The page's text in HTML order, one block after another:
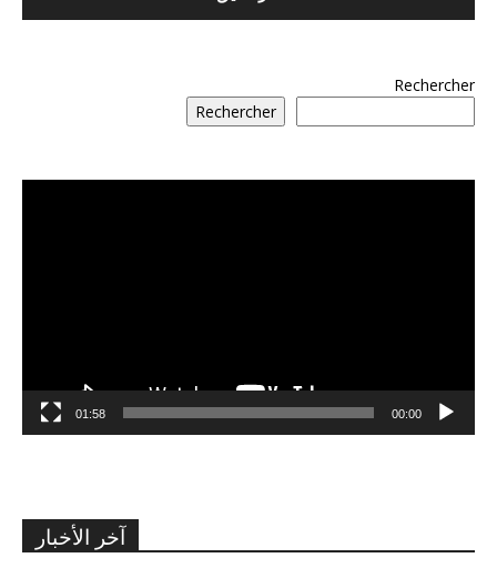
Rechercher
Rechercher
00:00
01:58
آخر الأخبار